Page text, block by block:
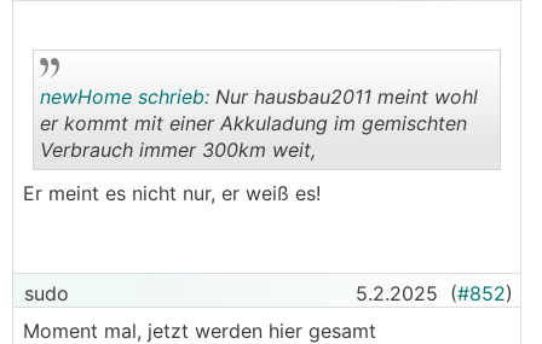
.
newHome schrieb: Nur hausbau2011 meint wohl
er kommt mit einer Akkuladung im gemischten
Verbrauch immer 300km weit,
Er meint es nicht nur, er weiß es!
sudo 5.2.2025 (#852)
Moment mal, jetzt werden hier gesamt